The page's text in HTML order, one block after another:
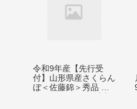
令和9年産【先行受
付】山形県産さくらん
ぼ＜佐藤錦＞秀品 約3